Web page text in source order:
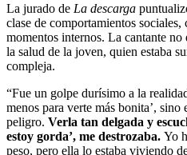
La jurado de La descarga
clase de comportamientos
momentos internos. La cantante
la salud de la joven, quien estaba
compleja.
“Fue un golpe durísimo a la
menos para verte más bonita’, sino
peligro. Verla tan delgada y
estoy gorda’, me destrozaba. Yo
peso, pero ella lo estaba viviendo